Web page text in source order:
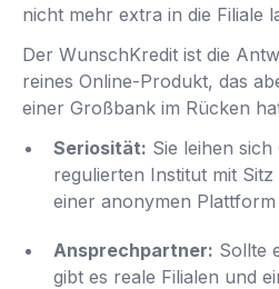
nicht mehr extra in die Filiale
Der WunschKredit ist die
reines Online-Produkt, das
einer Großbank im Rücken
Seriosität: Sie leihen
regulierten Institut mit
einer anonymen
Ansprechpartner: Sollte
gibt es reale Filialen und